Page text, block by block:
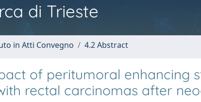
di Trieste
in Atti Convegno 4.2 Abstract
of peritumoral enhancing
rectal carcinomas after